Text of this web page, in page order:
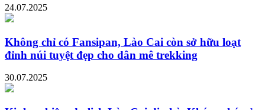
24.07.2025
Không chỉ có Fansipan, Lào Cai còn sở hữu loạt
đỉnh núi tuyệt đẹp cho dân mê trekking
30.07.2025